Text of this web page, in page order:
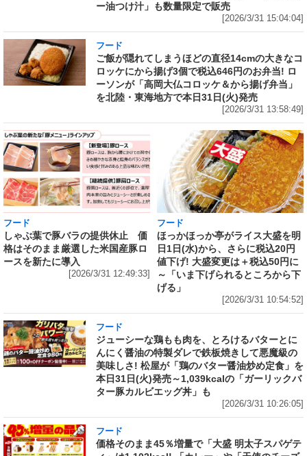
ー油つけ汁」も数量限定で販売
[2026/3/31 15:04:04]
フード
ご飯が隠れてしまうほどの直径14cmの大きなコ
ロッケにから揚げ3個で税込646円のお弁当! ロ
ーソンが「高岡大仏コロッケ＆から揚げ弁当」
を北陸・東海地方で本日31日(火)発売
[2026/3/31 13:58:49]
フード
しゃぶ葉で豚バラの提供休止 価
格はそのまま厳選した米国産豚ロ
ースを新たに導入
[2026/3/31 12:49:33]
フード
ほっかほっか亭がライス大盛を明
日1日(水)から、さらに税込20円
値下げ! 大盛変更は＋税込50円に
～「いま下げられるところから下
げる」
[2026/3/31 10:54:52]
フード
ジューシーな鶏もも肉を、とろけるバターとに
んにく醤油の特製ダレで鉄板焼きして悪魔級の
美味しさ! 松屋が「鶏のバター醤油炒め定食」を
本日31日(火)発売～1,039kcalの「ガーリックバ
ター豚カルビエッグ丼」も
[2026/3/31 10:26:05]
フード
価格そのまま45％増量で「大盛 明太子スパゲテ